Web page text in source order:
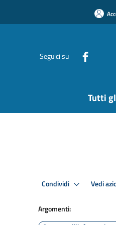
Seguici su
Tutti
Condividi Vedi
Argomenti: